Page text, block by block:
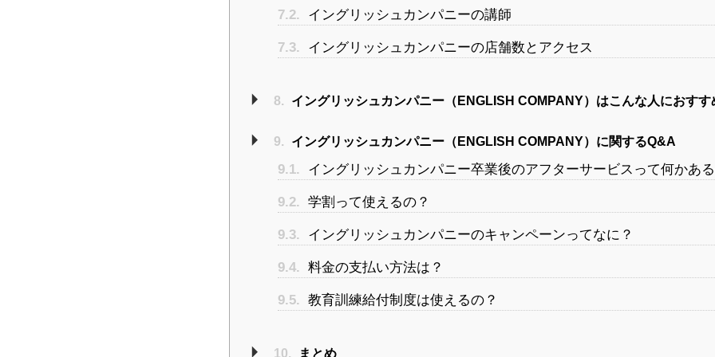
7.2. イングリッシュカンパニーの講師
7.3. イングリッシュカンパニーの店舗数とアクセス
8. イングリッシュカンパニー（ENGLISH COMPANY）はこんな人におすす
9. イングリッシュカンパニー（ENGLISH COMPANY）に関するQ&A
9.1. イングリッシュカンパニー卒業後のアフターサービスって何かある
9.2. 学割って使えるの？
9.3. イングリッシュカンパニーのキャンペーンってなに？
9.4. 料金の支払い方法は？
9.5. 教育訓練給付制度は使えるの？
10. まとめ